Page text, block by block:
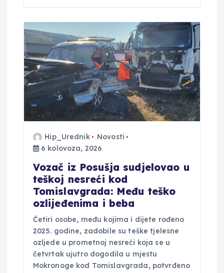
Hip_Urednik
Novosti
6 kolovoza, 2026
Vozač iz Posušja sudjelovao u
teškoj nesreći kod
Tomislavgrada: Među teško
ozlijeđenima i beba
Četiri osobe, među kojima i dijete rođeno
2025. godine, zadobile su teške tjelesne
ozljede u prometnoj nesreći koja se u
četvrtak ujutro dogodila u mjestu
Mokronoge kod Tomislavgrada, potvrđeno